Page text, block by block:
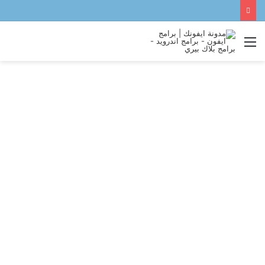
القائمة